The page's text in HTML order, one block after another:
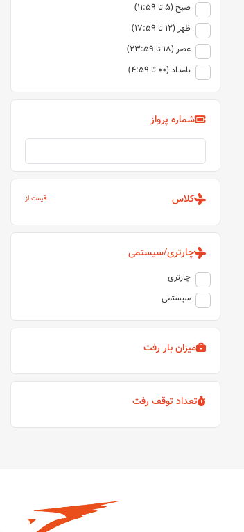
صبح (5 تا 11:59)
ظهر (12 تا 17:59)
عصر (18 تا 23:59)
بامداد (00 تا 4:59)
شماره پرواز
کلاس قیمت از
چارتری/سیستمی
چارتری
سیستمی
میزان بار رفت
تعداد توقف رفت